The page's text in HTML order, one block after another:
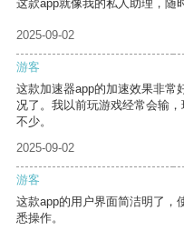
这款app就像我的私人助理，随
2025-09-02
游客
这款加速器app的加速效果非常
况了。我以前玩游戏经常会输
不少。
2025-09-02
游客
这款app的用户界面简洁明了，
悉操作。